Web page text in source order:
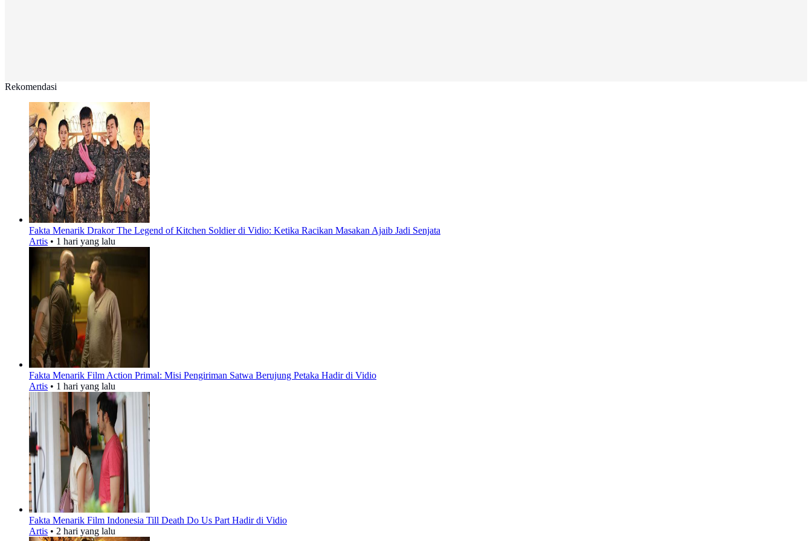
Rekomendasi
Fakta Menarik Drakor The Legend of Kitchen Soldier di Vidio: Ketika Racikan Masakan Ajaib Jadi Senjata
Artis • 1 hari yang lalu
Fakta Menarik Film Action Primal: Misi Pengiriman Satwa Berujung Petaka Hadir di Vidio
Artis • 1 hari yang lalu
Fakta Menarik Film Indonesia Till Death Do Us Part Hadir di Vidio
Artis • 2 hari yang lalu